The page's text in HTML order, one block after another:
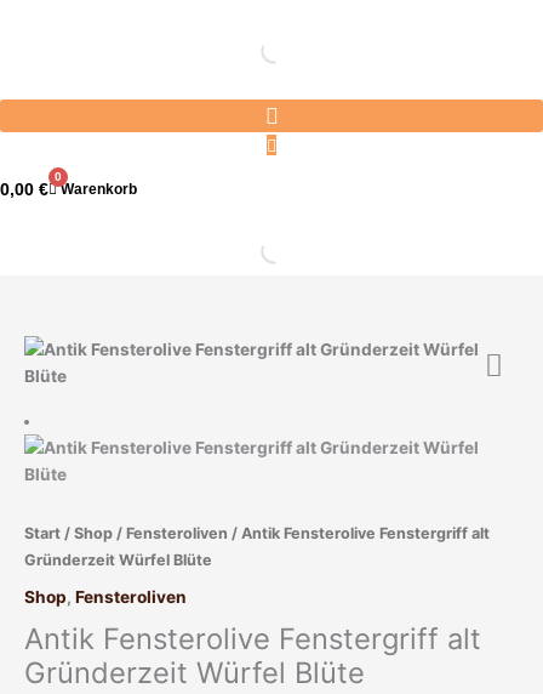
0,00 €
0
Warenkorb
Start / Shop / Fensteroliven / Antik Fensterolive Fenstergriff alt
Gründerzeit Würfel Blüte
Shop, Fensteroliven
Antik Fensterolive Fenstergriff alt
Gründerzeit Würfel Blüte
Antik
Fensterolive
alt
Gründerzeit
Würfel
Menge